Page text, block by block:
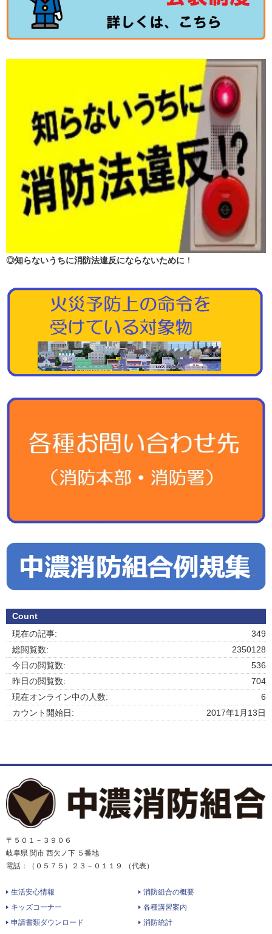
◎知らないうちに消防法違反にならないために ！
Count
349
現在の記事:
2350128
総閲覧数:
536
今日の閲覧数:
704
昨日の閲覧数:
6
現在オンライン中の人数:
2017年1月13日
カウント開始日:
〒５０１－３９０６
岐阜県 関市 西欠ノ下 ５番地
電話：（０５７５）２３－０１１９ （代表）
生活安心情報
消防組合の概要
キッズコーナー
各種講習案内
申請書類ダウンロード
消防統計